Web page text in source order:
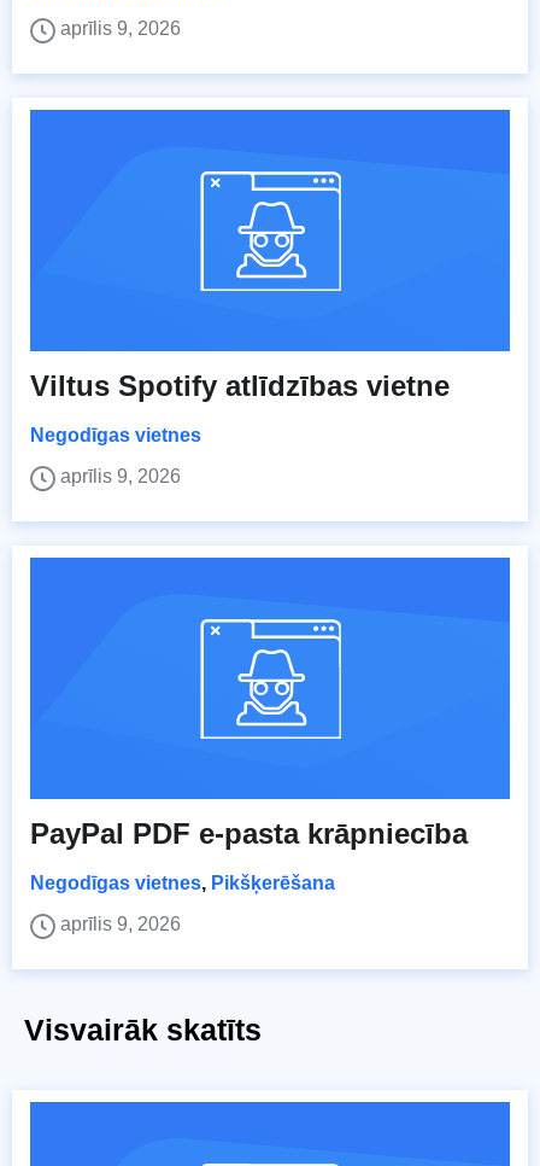
aprīlis 9, 2026
Viltus Spotify atlīdzības vietne
Negodīgas vietnes
aprīlis 9, 2026
PayPal PDF e-pasta krāpniecība
Negodīgas vietnes, Pikšķerēšana
aprīlis 9, 2026
Visvairāk skatīts